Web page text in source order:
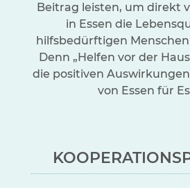
Beitrag leisten, um direkt
in Essen die
hilfsbedürftigen Menschen
Denn „Helfen vor der
die positiven
von Essen für